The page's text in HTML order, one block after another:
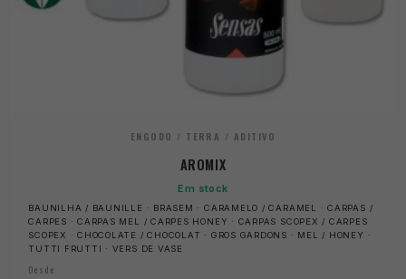
ENGODO / TERRA / ADITIVO
AROMIX
Em stock
BAUNILHA / BAUNILLE · BRASEM · CARAMELO / CARAMEL · CARPAS /
CARPES · CARPAS MEL / CARPES HONEY · CARPAS SCOPEX / CARPES
SCOPEX · CHOCOLATE / CHOCOLAT · GROS GARDONS · MEL / HONEY ·
TUTTI FRUTTI · VERS DE VASE
Desde